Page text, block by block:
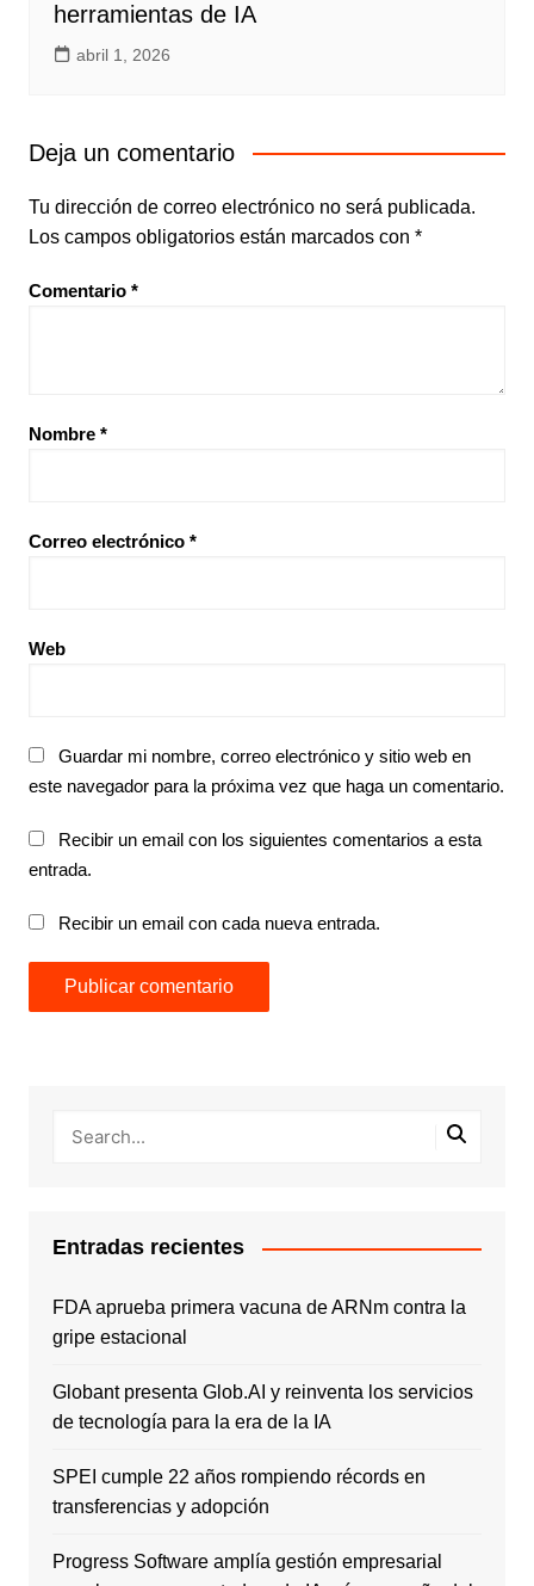
herramientas de IA
abril 1, 2026
Deja un comentario
Tu dirección de correo electrónico no será publicada.
Los campos obligatorios están marcados con *
Comentario *
Nombre *
Correo electrónico *
Web
Guardar mi nombre, correo electrónico y sitio web en
este navegador para la próxima vez que haga un comentario.
Recibir un email con los siguientes comentarios a esta
entrada.
Recibir un email con cada nueva entrada.
Entradas recientes
FDA aprueba primera vacuna de ARNm contra la
gripe estacional
Globant presenta Glob.AI y reinventa los servicios
de tecnología para la era de la IA
SPEI cumple 22 años rompiendo récords en
transferencias y adopción
Progress Software amplía gestión empresarial